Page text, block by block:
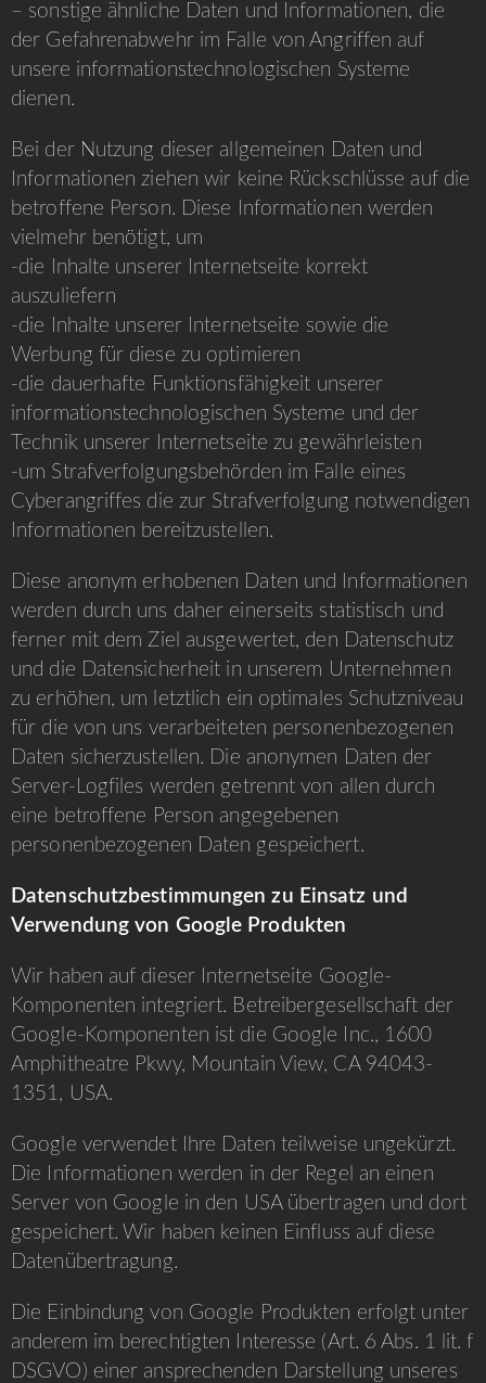
– sonstige ähnliche Daten und Informationen, die
der Gefahrenabwehr im Falle von Angriffen auf
unsere informationstechnologischen Systeme
dienen.
Bei der Nutzung dieser allgemeinen Daten und
Informationen ziehen wir keine Rückschlüsse auf die
betroffene Person. Diese Informationen werden
vielmehr benötigt, um
-die Inhalte unserer Internetseite korrekt
auszuliefern
-die Inhalte unserer Internetseite sowie die
Werbung für diese zu optimieren
-die dauerhafte Funktionsfähigkeit unserer
informationstechnologischen Systeme und der
Technik unserer Internetseite zu gewährleisten
-um Strafverfolgungsbehörden im Falle eines
Cyberangriffes die zur Strafverfolgung notwendigen
Informationen bereitzustellen.
Diese anonym erhobenen Daten und Informationen
werden durch uns daher einerseits statistisch und
ferner mit dem Ziel ausgewertet, den Datenschutz
und die Datensicherheit in unserem Unternehmen
zu erhöhen, um letztlich ein optimales Schutzniveau
für die von uns verarbeiteten personenbezogenen
Daten sicherzustellen. Die anonymen Daten der
Server-Logfiles werden getrennt von allen durch
eine betroffene Person angegebenen
personenbezogenen Daten gespeichert.
Datenschutzbestimmungen zu Einsatz und
Verwendung von Google Produkten
Wir haben auf dieser Internetseite Google-
Komponenten integriert. Betreibergesellschaft der
Google-Komponenten ist die Google Inc., 1600
Amphitheatre Pkwy, Mountain View, CA 94043-
1351, USA.
Google verwendet Ihre Daten teilweise ungekürzt.
Die Informationen werden in der Regel an einen
Server von Google in den USA übertragen und dort
gespeichert. Wir haben keinen Einfluss auf diese
Datenübertragung.
Die Einbindung von Google Produkten erfolgt unter
anderem im berechtigten Interesse (Art. 6 Abs. 1 lit. f
DSGVO) einer ansprechenden Darstellung unseres